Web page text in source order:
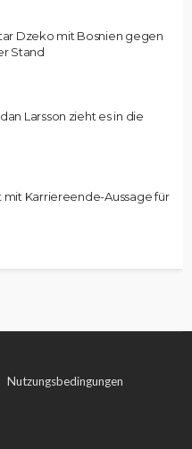
Dzeko mit Bosnien gegen
Stand
Larsson zieht es in die
mit Karriereende-Aussage für
Nutzungsbedingungen